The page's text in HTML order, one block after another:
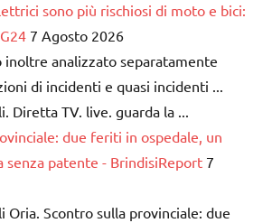
sono più rischiosi di moto e bici:
7 Agosto 2026
inoltre analizzato separatamente
di incidenti e quasi incidenti ...
Diretta TV. live. guarda la ...
due feriti in ospedale, un
senza patente - BrindisiReport 7
Oria. Scontro sulla provinciale: due